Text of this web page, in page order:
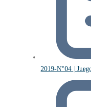
2019-N°04 |